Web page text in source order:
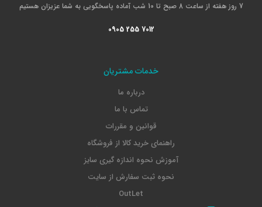
7 روز هفته از ساعت 8 صبح تا 10 شب آماده پاسخگویی به شما عزیزان هستیم
0905 255 7012
خدمات مشتریان
درباره ما
تماس با ما
قوانین و مقررات
راهنمای خرید کالا از فروشگاه
آموزش نحوه اندازه گیری سایز
نحوه ثبت سفارش از سایت
OutLet